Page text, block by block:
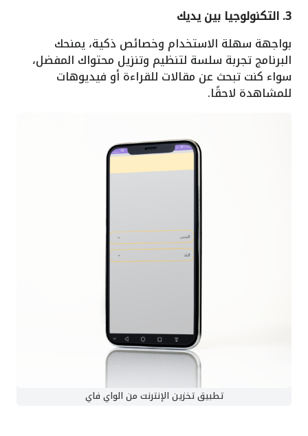
3. التكنولوجيا بين يديك
بواجهة سهلة الاستخدام وخصائص ذكية، يمنحك
البرنامج تجربة سلسة لتنظيم وتنزيل محتواك المفضل،
سواء كنت تبحث عن مقالات للقراءة أو فيديوهات
للمشاهدة لاحقًا.
تطبيق تخزين الإنترنت من الواي فاي